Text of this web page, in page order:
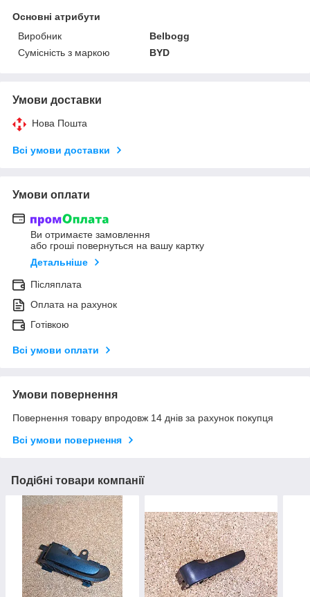
Основні атрибути
Виробник
Belbogg
Сумісність з маркою
BYD
Умови доставки
Нова Пошта
Всі умови доставки
Умови оплати
Ви отримаєте замовлення
або гроші повернуться на вашу картку
Детальніше
Післяплата
Оплата на рахунок
Готівкою
Всі умови оплати
Умови повернення
Повернення товару впродовж 14 днів за рахунок покупця
Всі умови повернення
Подібні товари компанії